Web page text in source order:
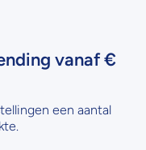
vanaf €
een aantal